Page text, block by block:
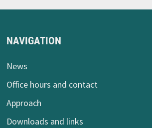
NAVIGATION
News
Office hours and contact
Approach
Downloads and links